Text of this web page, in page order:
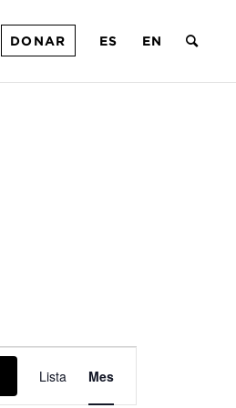
DONAR ES EN
de
Lista Mes